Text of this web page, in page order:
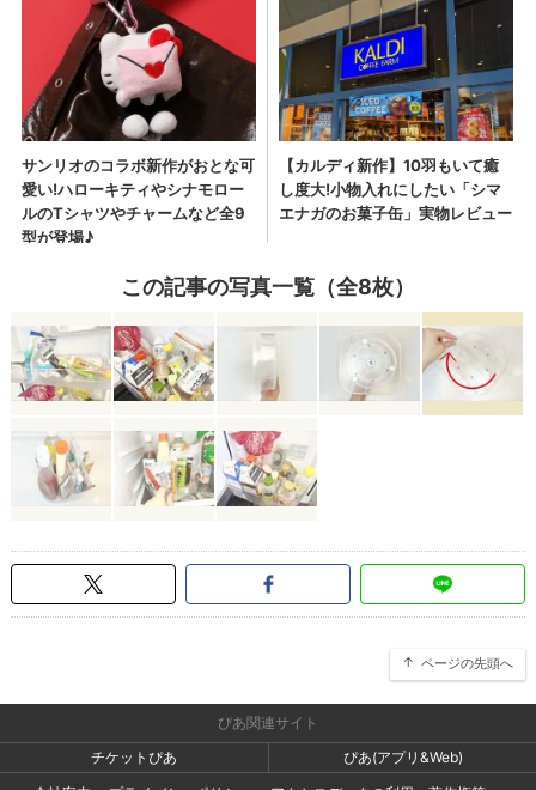
この記事の写真一覧（全8枚）
ページの先頭へ
ぴあ関連サイト
チケットぴあ
ぴあ(アプリ&Web)